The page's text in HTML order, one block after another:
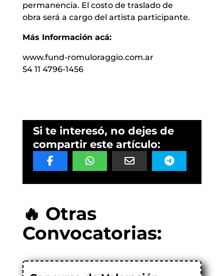
permanencia. El costo de traslado de
obra será a cargo del artista participante.
Más Información acá:
www.fund-romuloraggio.com.ar
54 11 4796-1456
Si te interesó, no dejes de
compartir este artículo:
🔥 Otras
Convocatorias: